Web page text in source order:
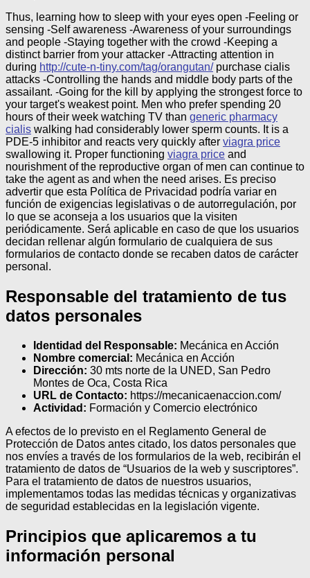
Thus, learning how to sleep with your eyes open -Feeling or
sensing -Self awareness -Awareness of your surroundings
and people -Staying together with the crowd -Keeping a
distinct barrier from your attacker -Attracting attention in
during http://cute-n-tiny.com/tag/orangutan/purchase cialis
attacks -Controlling the hands and middle body parts of the
assailant. -Going for the kill by applying the strongest force to
your target's weakest point. Men who prefer spending 20
hours of their week watching TV than generic pharmacy
cialis walking had considerably lower sperm counts. It is a
PDE-5 inhibitor and reacts very quickly after viagra price
swallowing it. Proper functioning viagra price and
nourishment of the reproductive organ of men can continue to
take the agent as and when the need arises. Es preciso
advertir que esta Política de Privacidad podría variar en
función de exigencias legislativas o de autorregulación, por
lo que se aconseja a los usuarios que la visiten
periódicamente. Será aplicable en caso de que los usuarios
decidan rellenar algún formulario de cualquiera de sus
formularios de contacto donde se recaben datos de carácter
personal.
Responsable del tratamiento de tus
datos personales
Identidad del Responsable: Mecánica en Acción
Nombre comercial: Mecánica en Acción
Dirección: 30 mts norte de la UNED, San Pedro
Montes de Oca, Costa Rica
URL de Contacto: https://mecanicaenaccion.com/
Actividad: Formación y Comercio electrónico
A efectos de lo previsto en el Reglamento General de
Protección de Datos antes citado, los datos personales que
nos envíes a través de los formularios de la web, recibirán el
tratamiento de datos de “Usuarios de la web y suscriptores”.
Para el tratamiento de datos de nuestros usuarios,
implementamos todas las medidas técnicas y organizativas
de seguridad establecidas en la legislación vigente.
Principios que aplicaremos a tu
información personal